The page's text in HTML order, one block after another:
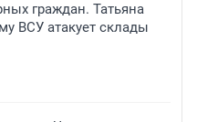
граждан. Татьяна
ВСУ атакует склады